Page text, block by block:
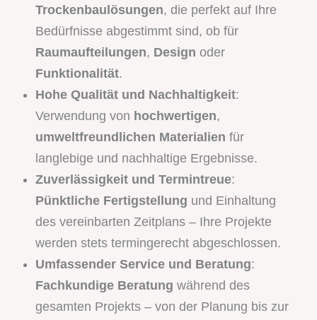
Trockenbaulösungen, die perfekt auf Ihre
Bedürfnisse abgestimmt sind, ob für
Raumaufteilungen, Design oder
Funktionalität.
Hohe Qualität und Nachhaltigkeit:
Verwendung von hochwertigen,
umweltfreundlichen Materialien für
langlebige und nachhaltige Ergebnisse.
Zuverlässigkeit und Termintreue:
Pünktliche Fertigstellung und Einhaltung
des vereinbarten Zeitplans – Ihre Projekte
werden stets termingerecht abgeschlossen.
Umfassender Service und Beratung:
Fachkundige Beratung während des
gesamten Projekts – von der Planung bis zur